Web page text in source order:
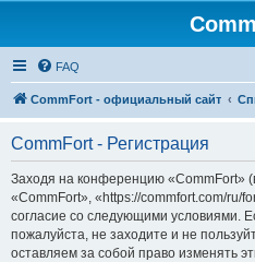
FAQ
CommFort - официальный сайт
CommFort - Регистрация
Заходя на конференцию
«CommFort», «https://commfort.com/ru/
согласие со следующими условиями.
пожалуйста, не заходите и не
оставляем за собой право изменять